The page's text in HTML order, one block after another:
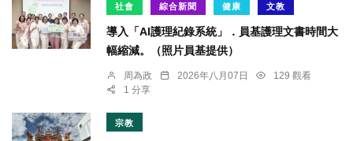
社會 綜合新聞 健康 文教
導入「AI護理紀錄系統」．員基護理文書時間大
幅縮減。（照片員基提供）
周為政 2026年八月07日
129 觀看
1 分享
宗教